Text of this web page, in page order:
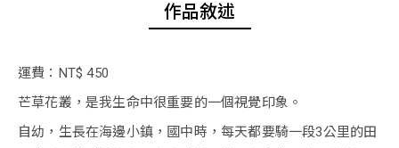
作品敘述
運費：NT$ 450
芒草花叢，是我生命中很重要的一個視覺印象。
自幼，生長在海邊小鎮，國中時，每天都要騎一段3公里的田